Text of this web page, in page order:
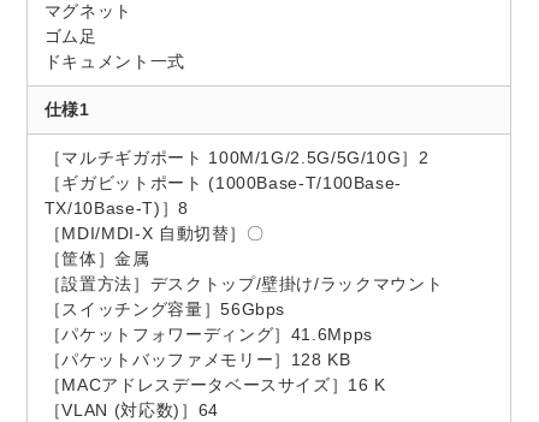
マグネット
ゴム足
ドキュメント一式
仕様1
［マルチギガポート 100M/1G/2.5G/5G/10G］2
［ギガビットポート (1000Base-T/100Base-
TX/10Base-T)］8
［MDI/MDI-X 自動切替］〇
［筐体］金属
［設置方法］デスクトップ/壁掛け/ラックマウント
［スイッチング容量］56Gbps
［パケットフォワーディング］41.6Mpps
［パケットバッファメモリー］128 KB
［MACアドレスデータベースサイズ］16 K
［VLAN (対応数)］64